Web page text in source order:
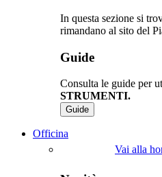
In questa sezione si
rimandano al sito del
Guide
Consulta le guide per
STRUMENTI.
Guide
Officina
Vai alla